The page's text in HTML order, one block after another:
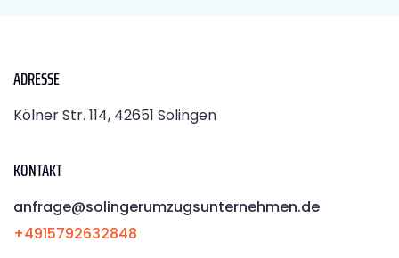
ADRESSE
Kölner Str. 114, 42651 Solingen
KONTAKT
anfrage@solingerumzugsunternehmen.de
+4915792632848